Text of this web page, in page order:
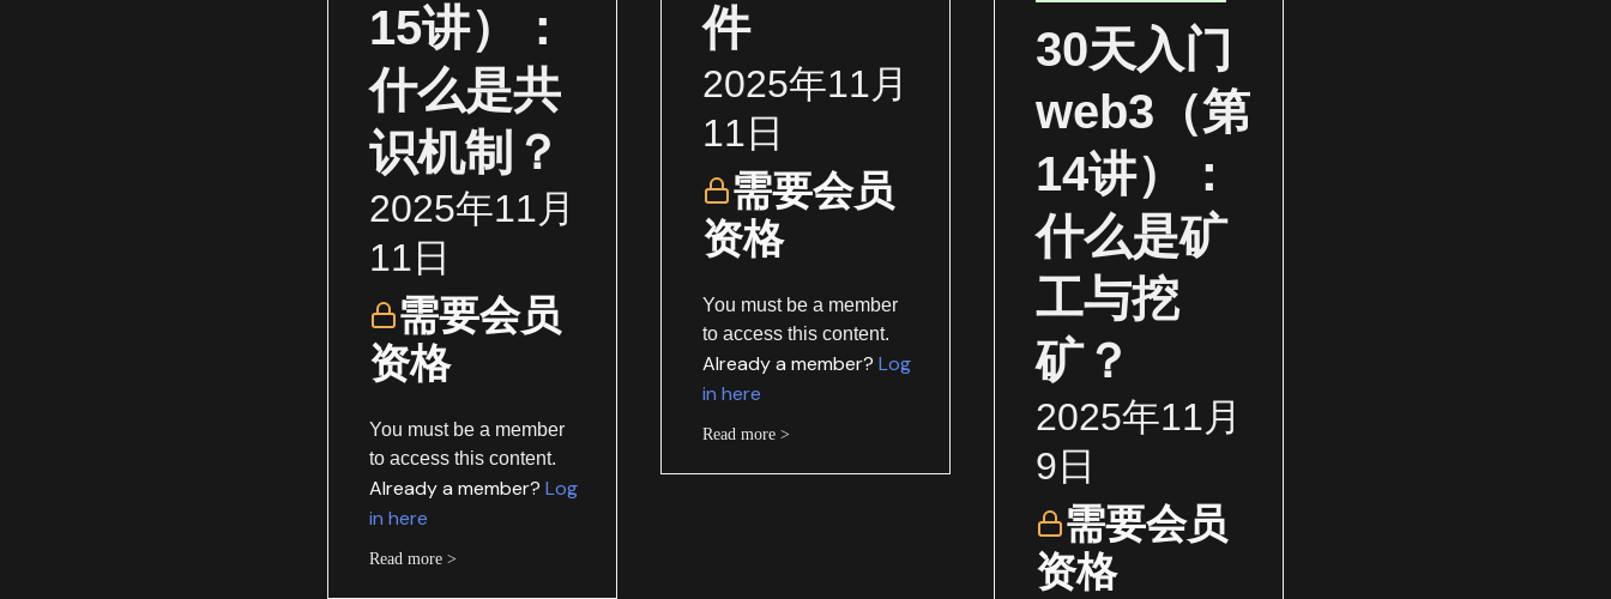
15讲）：
什么是共
识机制？
2025年11月
11日
需要会员
资格
You must be a member
to access this content.
Already a member? Log
in here
Read more >
件
2025年11月
11日
需要会员
资格
You must be a member
to access this content.
Already a member? Log
in here
Read more >
30天入门
web3（第
14讲）：
什么是矿
工与挖
矿？
2025年11月
9日
需要会员
资格